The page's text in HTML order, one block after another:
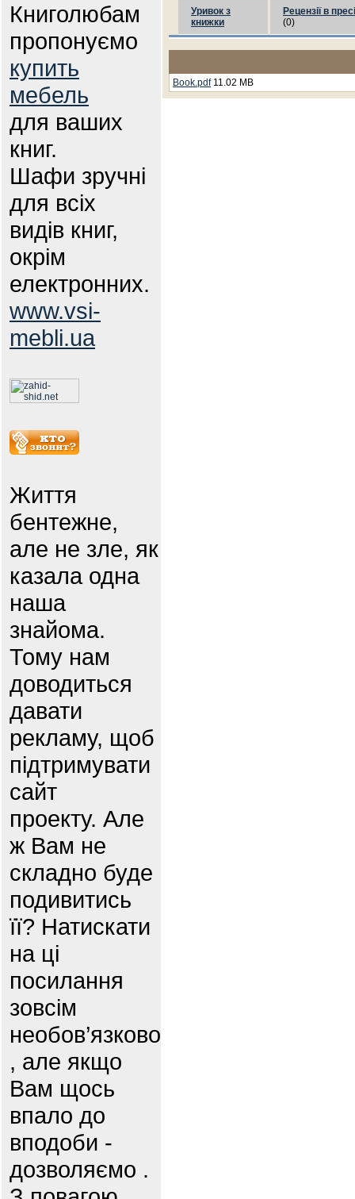
Книголюбам
пропонуємо
купить
мебель
для ваших
книг.
Шафи зручні
для всіх
видів книг,
окрім
електронних.
www.vsi-
mebli.ua
Життя
бентежне,
але не зле, як
казала одна
наша
знайома.
Тому нам
доводиться
давати
рекламу, щоб
підтримувати
сайт
проекту. Але
ж Вам не
складно буде
подивитись
її? Натискати
на ці
посилання
зовсім
необов’язково
, але якщо
Вам щось
впало до
вподоби -
дозволяємо .
Уривок з
книжки
Рецензії в пресі
(0)
Book.pdf11.02 MB